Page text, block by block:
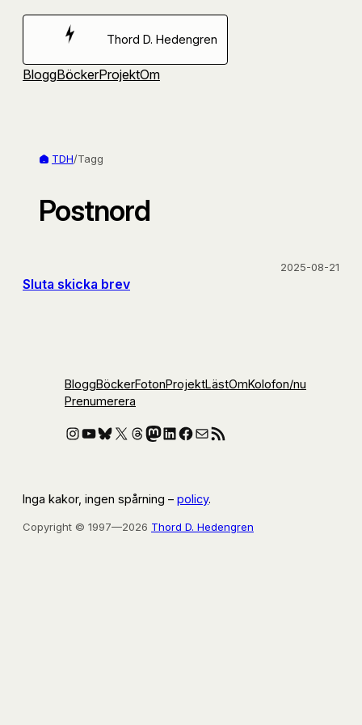
Hoppa
Thord D. Hedengren
BloggBöckerProjektOm
TDH/Tagg
Postnord
Sluta skicka brev
2025-08-21
BloggBöckerFotonProjektLästOmKolofon/nu
Prenumerera
Instagram
YouTube
Bluesky
X Threads
Mastodon
LinkedIn
Facebook
E-postRSS-flöde
Inga kakor, ingen spårning – policy.
Copyright © 1997—2026 Thord D. Hedengren